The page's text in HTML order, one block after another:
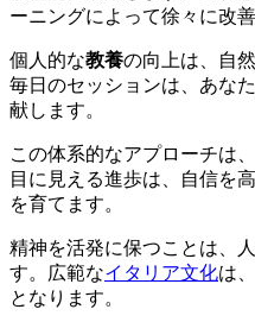
ーニングによって徐々に改善
個人的な教養の向上は、自
毎日のセッションは、あな
献します。
この体系的なアプローチは
目に見える進歩は、自信を
を育てます。
精神を活発に保つことは、
す。広範なイタリア文化は
となります。